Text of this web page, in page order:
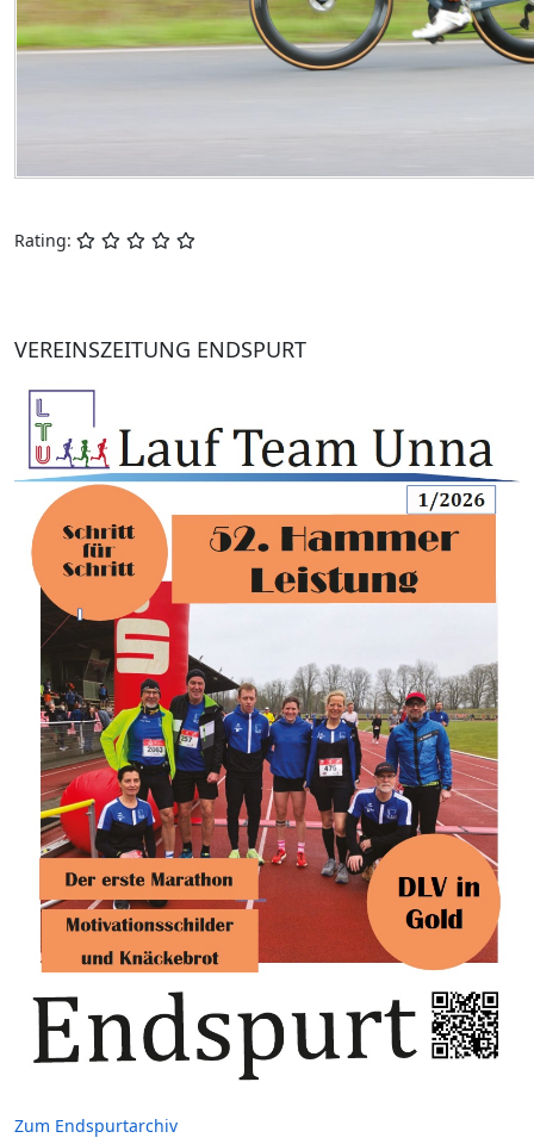
Rating:
VEREINSZEITUNG ENDSPURT
Zum Endspurtarchiv